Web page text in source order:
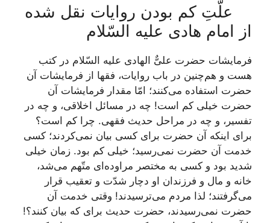
علّتِ کم بودن روایات نقل شده
از امام هادی علیه السّلام
فرمایشات حضرت علیٌّ الهادی علیه السّلام در کتب
هست و هم‌چنین در باب روایات، فقها از فرمایشات آن
حضرت استفاده می‌کنند؛ امّا مقدار فرمایشات آن
حضرت خیلی کم است! چه در مسائل اخلاقی، و چه در
تفسیر، و چه در مراحل حدیث فقهی. چرا کم است؟
برای اینکه آن حضرت برای کسی بیان نمی‌کردند؛ کسی
خدمت آن حضرت نمی‌رسید؛ خیلی کم بود. زمان خیلی
شدید بود و کسی به مختصر مراوده‌ای متّهم می‌شد،
خانه و مال و فرزندان او دچار شدّت و تعقیب قرار
می‌گرفتند؛ لذا مردم می‌ترسیدند! وقتی خدمت آن
حضرت نمی‌رسیدند، حضرت حدیث برای که بیان کنند؟!